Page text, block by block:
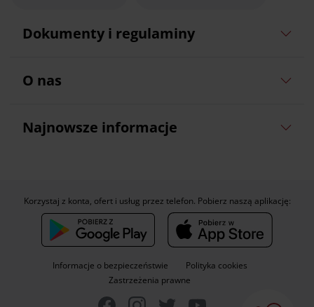
Dokumenty i regulaminy
O nas
Najnowsze informacje
Informacje o bezpieczeństwie
Polityka cookies
Zastrzeżenia prawne
Korzystaj z konta, ofert i usług przez telefon. Pobierz naszą aplikację: